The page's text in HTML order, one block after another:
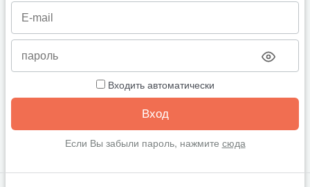
Входить автоматически
Если Вы забыли пароль, нажмите сюда